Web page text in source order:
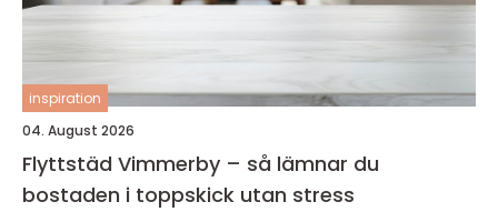
inspiration
04. August 2026
Flyttstäd Vimmerby – så lämnar du
bostaden i toppskick utan stress